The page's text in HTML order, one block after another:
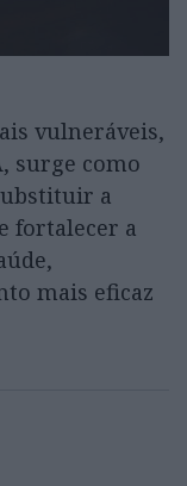
vulneráveis,
surge como
a
fortalecer a
mais eficaz